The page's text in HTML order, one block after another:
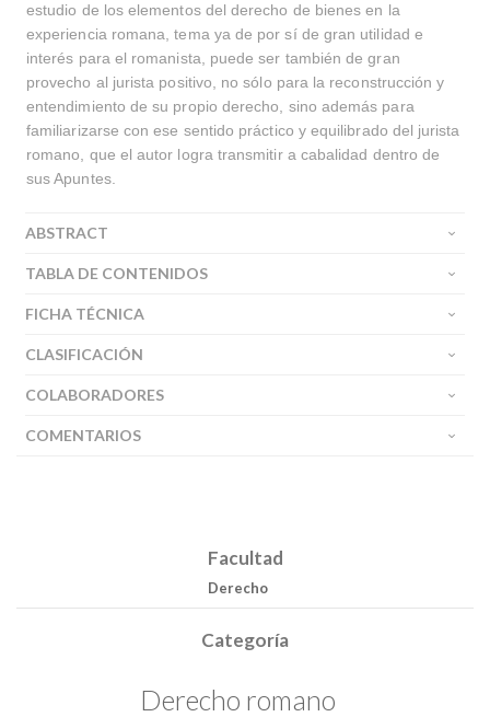
estudio de los elementos del derecho de bienes en la
experiencia romana, tema ya de por sí de gran utilidad e
interés para el romanista, puede ser también de gran
provecho al jurista positivo, no sólo para la reconstrucción y
entendimiento de su propio derecho, sino además para
familiarizarse con ese sentido práctico y equilibrado del jurista
romano, que el autor logra transmitir a cabalidad dentro de
sus Apuntes.
ABSTRACT
TABLA DE CONTENIDOS
FICHA TÉCNICA
CLASIFICACIÓN
COLABORADORES
COMENTARIOS
Facultad
Derecho
Categoría
Derecho romano